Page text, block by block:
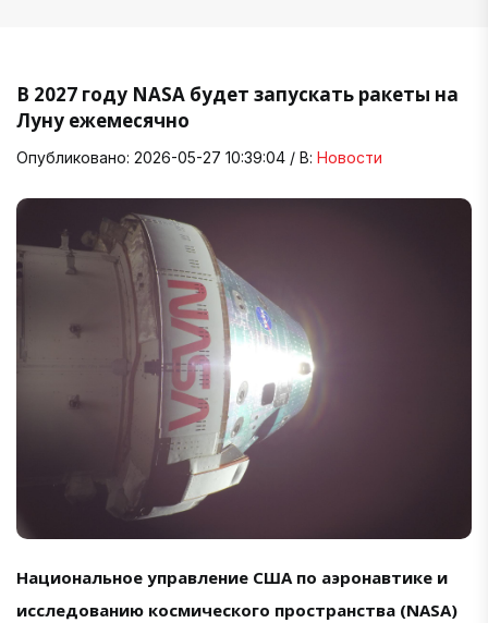
В 2027 году NASA будет запускать ракеты на
Луну ежемесячно
Опубликовано: 2026-05-27 10:39:04 / В: Новости
Национальное управление США по аэронавтике и
исследованию космического пространства (NASA)